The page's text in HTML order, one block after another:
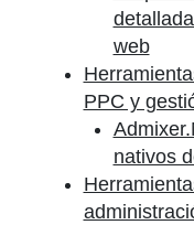
web
PPC y
nativos